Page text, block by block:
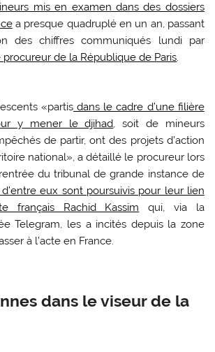
mis en examen dans des dossiers
a presque quadruplé en un an, passant
des chiffres communiqués lundi par
procureur de la République de Paris.
«partisdans le cadre d’une filière
y mener le djihad, soit de mineurs
de partir, ont des projets d’action
national», a détaillé le procureur lors
du tribunal de grande instance de
eux sont poursuivis pour leur lien
français Rachid Kassim qui, via la
Telegram, les a incités depuis la zone
à l’acte en France.
dans le viseur de la